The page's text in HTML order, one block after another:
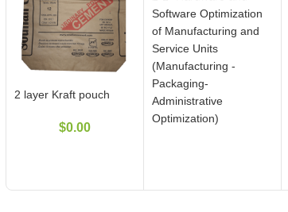
2 layer Kraft pouch
$0.00
Software Optimization
of Manufacturing and
Service Units
(Manufacturing -
Packaging-
Administrative
Optimization)